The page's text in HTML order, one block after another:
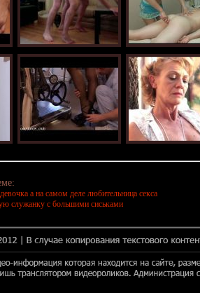
а на самом деле любительница секса
служанку с большими сиськами